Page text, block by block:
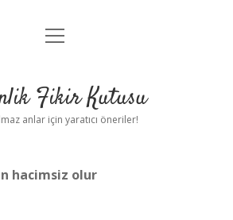
Anasayfa
Yasal Uyarı
menüyü
Fikir Kutusu
anlar için yaratıcı öneriler!
hacimsiz olur